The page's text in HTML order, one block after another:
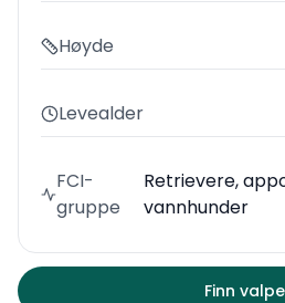
Høyde
Levealder
FCI-
gruppe
Retrievere,
vannhunder
Finn